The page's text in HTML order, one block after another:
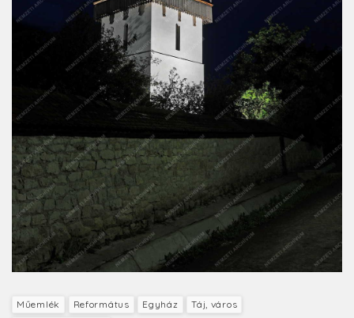
Műemlék Református Egyház
Táj, város